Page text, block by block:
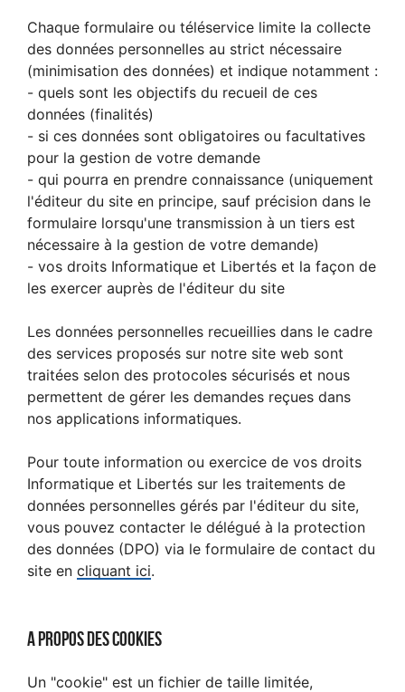
Chaque formulaire ou téléservice limite la collecte
des données personnelles au strict nécessaire
(minimisation des données) et indique notamment :
- quels sont les objectifs du recueil de ces
données (finalités)
- si ces données sont obligatoires ou facultatives
pour la gestion de votre demande
- qui pourra en prendre connaissance (uniquement
l'éditeur du site en principe, sauf précision dans le
formulaire lorsqu'une transmission à un tiers est
nécessaire à la gestion de votre demande)
- vos droits Informatique et Libertés et la façon de
les exercer auprès de l'éditeur du site
Les données personnelles recueillies dans le cadre
des services proposés sur notre site web sont
traitées selon des protocoles sécurisés et nous
permettent de gérer les demandes reçues dans
nos applications informatiques.
Pour toute information ou exercice de vos droits
Informatique et Libertés sur les traitements de
données personnelles gérés par l'éditeur du site,
vous pouvez contacter le délégué à la protection
des données (DPO) via le formulaire de contact du
site en cliquant ici.
A propos des cookies
Un "cookie" est un fichier de taille limitée,